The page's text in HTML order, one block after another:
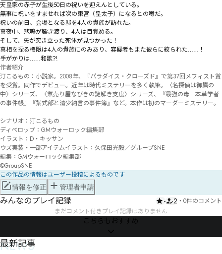
天皇家の赤子が生後50日の祝いを迎えんとしている。
無事に祝いをすませれば次の東宮（皇太子）になるとの噂だ。
祝いの前日、会場となる邸を4人の貴族が訪れた。
真夜中、悲鳴が響き渡り、4人は目覚める。
そして、矢が突き立った死体が見つかった！
真相を探る権限は4人の貴族にのみあり、容疑者もまた彼らに絞られた……！
手がかりは……和歌?!
作者紹介
汀こるもの：小説家。2008年、『パラダイス・クローズド』で第37回メフィスト賞
を受賞。同作でデビュー。近年は時代ミステリーを多く執筆。〈名探偵は御簾の
中〉シリーズ、〈煮売り屋なびきの謎解き支度〉シリーズ、『最強の毒　本草学者
の事件帳』『紫式部と清少納言の事件簿』など。本作は初のマーダーミステリー。
シナリオ：汀こるもの
ディベロップ：GMウォーロック編集部
イラスト：D・キッサン
ウズ実装・一部アイテムイラスト：久保田光毅／グループSNE
編集：GMウォーロック編集部
©GroupSNE
この作品の情報はユーザー投稿によるものです
情報を修正 管理者申請
みんなのプレイ記録 - 2 ・ 0件のコメント
まだコメント付きプレイ記録はありません
こちらもおすすめ
NEWS
最新記事